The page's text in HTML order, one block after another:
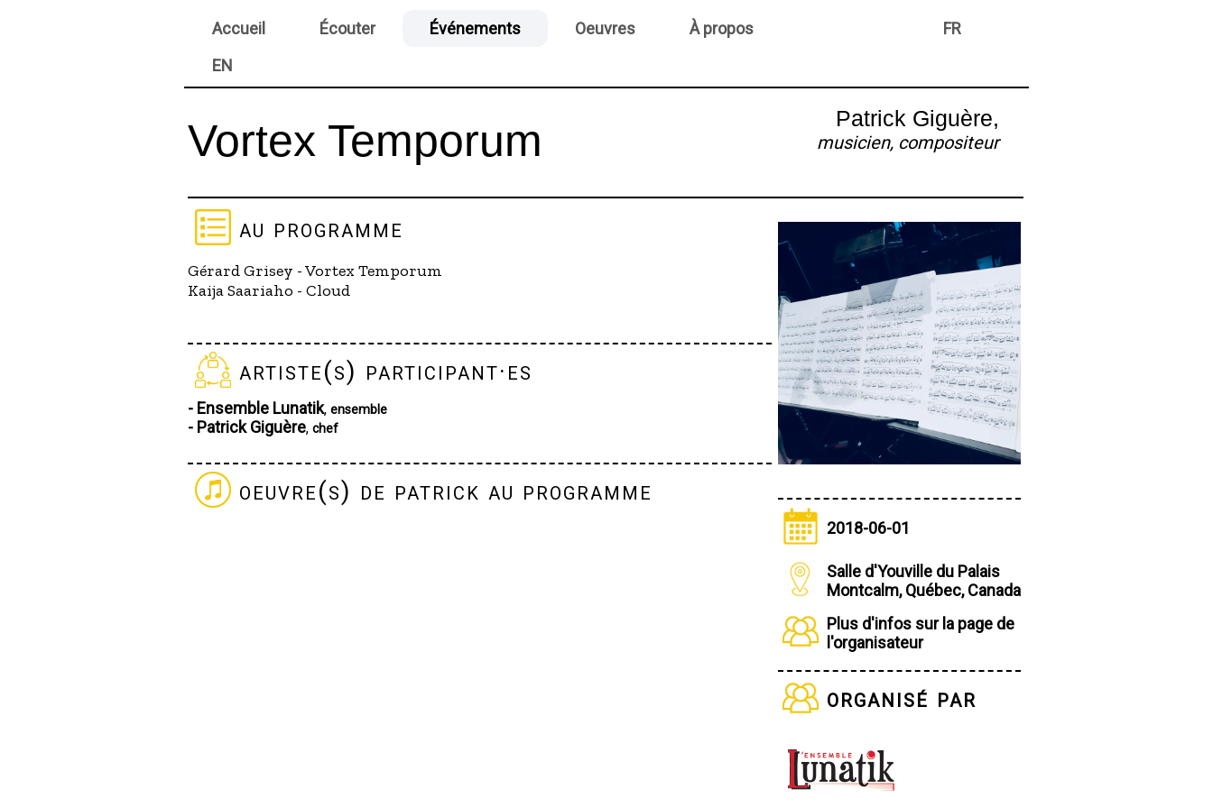
Accueil Écouter Événements Oeuvres À propos
FR
EN
Vortex Temporum Patrick Giguère,
musicien, compositeur
au programme
Gérard Grisey - Vortex Temporum
Kaija Saariaho - Cloud
artiste(s) participant·es
- Ensemble Lunatik, ensemble
- Patrick Giguère, chef
oeuvre(s) de patrick au programme
2018-06-01
Salle d'Youville du Palais
Montcalm, Québec, Canada
Plus d'infos sur la page de
l'organisateur
organisé par